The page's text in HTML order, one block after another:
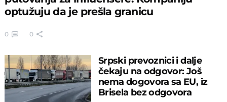
optužuju da je prešla granicu
0 0
Srpski prevoznici i dalje
čekaju na odgovor: Još
nema dogovora sa EU, iz
Brisela bez odgovora